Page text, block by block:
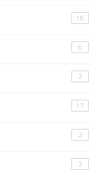
16
6
2
17
2
2